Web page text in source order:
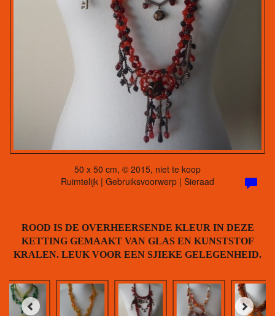
50 x 50 cm, © 2015, niet te koop
Ruimtelijk | Gebruiksvoorwerp | Sieraad
ROOD IS DE OVERHEERSENDE KLEUR IN DEZE
KETTING GEMAAKT VAN GLAS EN KUNSTSTOF
KRALEN. LEUK VOOR EEN SJIEKE GELEGENHEID.